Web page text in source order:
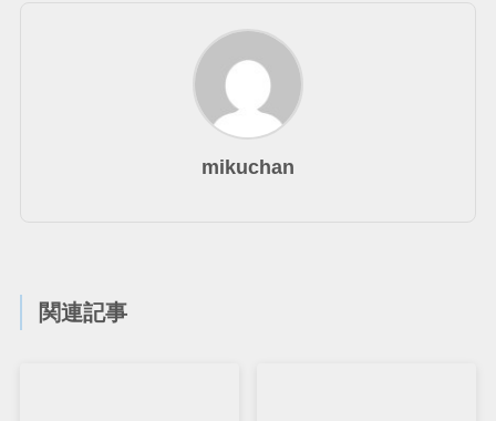
mikuchan
関連記事